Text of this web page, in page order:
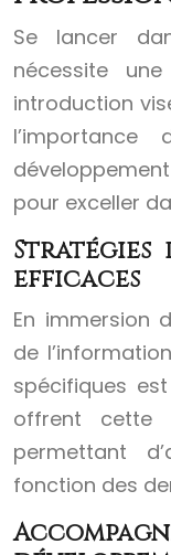
Se lancer
nécessite
introduction
pour exceller
Stratégies
efficaces
En immersion
de
spécifiques
offrent cette
permettant
fonction des